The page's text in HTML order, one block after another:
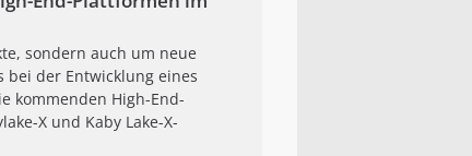
sondern auch um neue
bei der Entwicklung eines
kommenden High-End-
X und Kaby Lake-X-